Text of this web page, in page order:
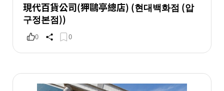
現代百貨公司(狎鷗亭總店) (현대백화점 (압
구정본점))
0 0